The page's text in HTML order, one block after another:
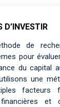
D’INVESTIR
de
pour
du capital
une
facteurs
et